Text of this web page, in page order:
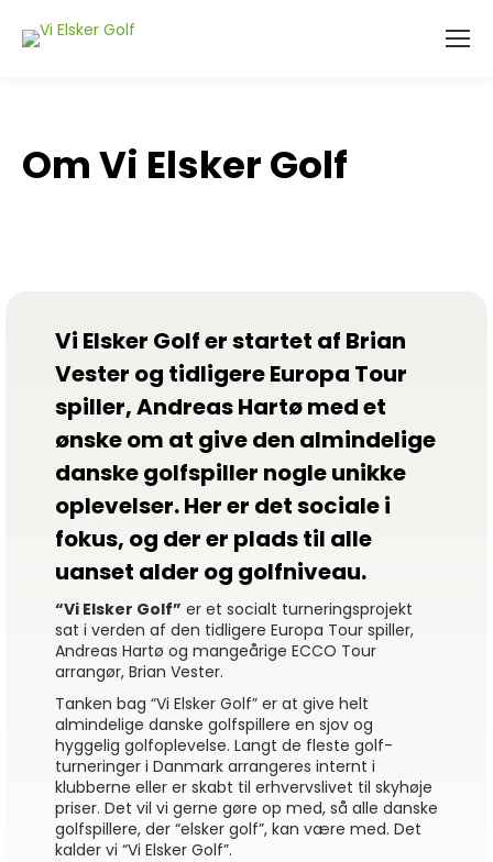
Om Vi Elsker Golf
Vi Elsker Golf er startet af Brian
Vester og tidligere Europa Tour
spiller, Andreas Hartø med et
ønske om at give den almindelige
danske golfspiller nogle unikke
oplevelser. Her er det sociale i
fokus, og der er plads til alle
uanset alder og golfniveau.
“Vi Elsker Golf” er et socialt turneringsprojekt
sat i verden af den tidligere Europa Tour spiller,
Andreas Hartø og mangeårige ECCO Tour
arrangør, Brian Vester.
Tanken bag “Vi Elsker Golf” er at give helt
almindelige danske golfspillere en sjov og
hyggelig golfoplevelse. Langt de fleste golf-
turneringer i Danmark arrangeres internt i
klubberne eller er skabt til erhvervslivet til skyhøje
priser. Det vil vi gerne gøre op med, så alle danske
golfspillere, der “elsker golf”, kan være med. Det
kalder vi “Vi Elsker Golf”.